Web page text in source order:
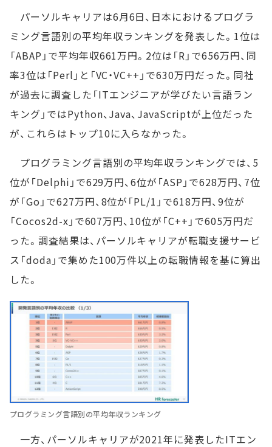
パーソルキャリアは6月6日、日本におけるプログラ
ミング言語別の平均年収ランキングを発表した。1位は
「ABAP」で平均年収661万円。2位は「R」で656万円、同
率3位は「Perl」と「VC・VC++」で630万円だった。同社
が過去に調査した「ITエンジニアが学びたい言語ラン
キング」ではPython、Java、JavaScriptが上位だった
が、これらはトップ10に入らなかった。
プログラミング言語別の平均年収ランキングでは、5
位が「Delphi」で629万円、6位が「ASP」で628万円、7位
が「Go」で627万円、8位が「PL/1」で618万円、9位が
「Cocos2d-x」で607万円、10位が「C++」で605万円だ
った。調査結果は、パーソルキャリアが転職支援サービ
ス「doda」で集めた100万件以上の転職情報を基に算出
した。
プログラミング言語別の平均年収ランキング
一方、パーソルキャリアが2021年に発表したITエン